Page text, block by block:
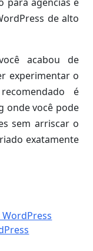
de alto
acabou de
experimentar o
é
onde você pode
sem arriscar o
exatamente
WordPress